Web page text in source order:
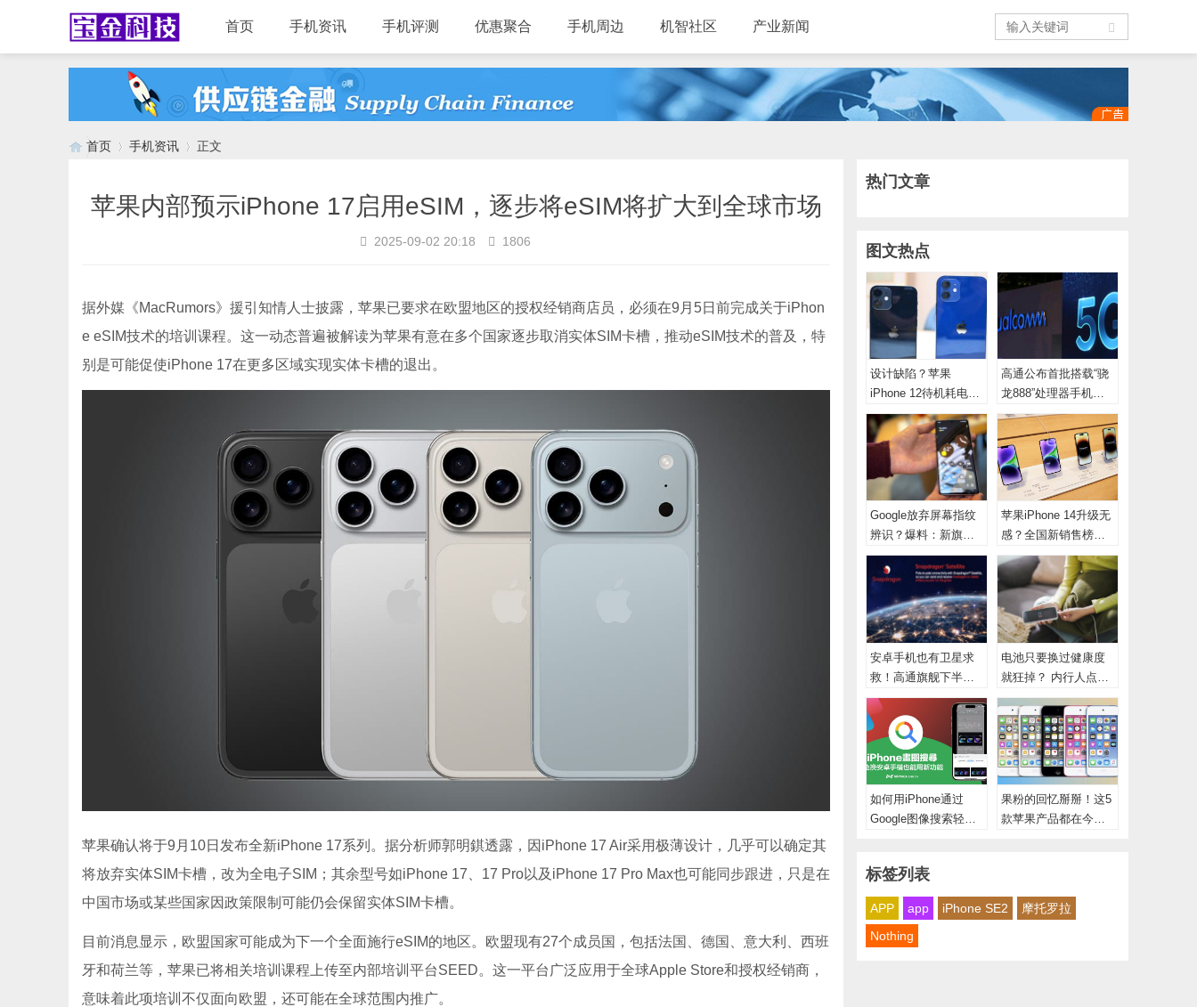
首页 手机资讯 手机评测 优惠聚合 手机周边 机智社区 产业新闻
首页 手机资讯 正文
苹果内部预示iPhone 17启用eSIM，逐步将eSIM将扩大到全球市场
2025-09-02 20:18 1806
据外媒《MacRumors》援引知情人士披露，苹果已要求在欧盟地区的授权经销商店员，必须在9月5日前完成关于iPhon
e eSIM技术的培训课程。这一动态普遍被解读为苹果有意在多个国家逐步取消实体SIM卡槽，推动eSIM技术的普及，特
别是可能促使iPhone 17在更多区域实现实体卡槽的退出。
苹果确认将于9月10日发布全新iPhone 17系列。据分析师郭明錤透露，因iPhone 17 Air采用极薄设计，几乎可以确定其
将放弃实体SIM卡槽，改为全电子SIM；其余型号如iPhone 17、17 Pro以及iPhone 17 Pro Max也可能同步跟进，只是在
中国市场或某些国家因政策限制可能仍会保留实体SIM卡槽。
目前消息显示，欧盟国家可能成为下一个全面施行eSIM的地区。欧盟现有27个成员国，包括法国、德国、意大利、西班
牙和荷兰等，苹果已将相关培训课程上传至内部培训平台SEED。这一平台广泛应用于全球Apple Store和授权经销商，
意味着此项培训不仅面向欧盟，还可能在全球范围内推广。
热门文章
图文热点
设计缺陷？苹果
iPhone 12待机耗电厉
害,网络掉网
高通公布首批搭载“骁
龙888”处理器手机品
牌名
Google放弃屏幕指纹
辨识？爆料：新旗舰
改用侧边解锁
苹果iPhone 14升级无
感？全国新销售榜揭
晓 照样卖赢安卓
安卓手机也有卫星求
救！高通旗舰下半年
推出
电池只要换过健康度
就狂掉？ 内行人点
破“果粉逻辑bug”
如何用iPhone通过
Google图像搜索轻松
果粉的回忆掰掰！这5
款苹果产品都在今年
标签列表
APP app iPhone SE2
摩托罗拉
Nothing